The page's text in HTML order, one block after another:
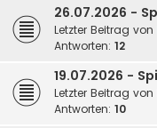
26.07.2026 -
Letzter Beitrag von
Antworten: 12
19.07.2026 -
Letzter Beitrag von
Antworten: 10